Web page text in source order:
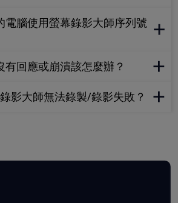
電腦使用螢幕錄影大師序列號
回應或崩潰該怎麼辦？
影大師無法錄製/錄影失敗？